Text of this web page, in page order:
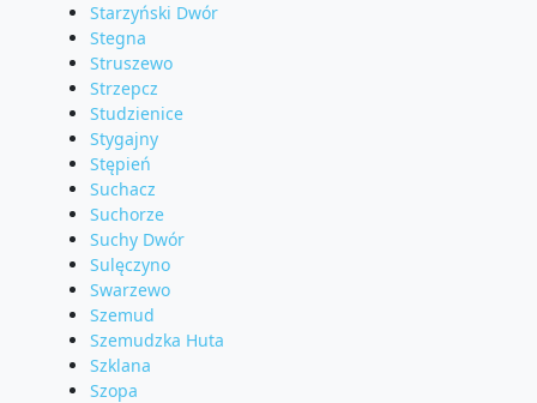
Starzyński Dwór
Stegna
Struszewo
Strzepcz
Studzienice
Stygajny
Stępień
Suchacz
Suchorze
Suchy Dwór
Sulęczyno
Swarzewo
Szemud
Szemudzka Huta
Szklana
Szopa